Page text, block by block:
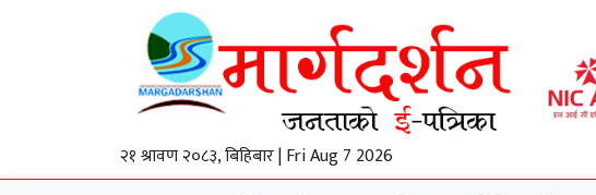
२१ श्रावण २०८३, बिहिबार | Fri Aug 7 2026